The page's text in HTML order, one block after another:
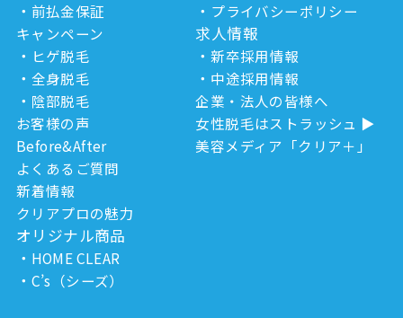
前払金保証
キャンペーン
ヒゲ脱毛
全身脱毛
陰部脱毛
お客様の声
Before&After
よくあるご質問
新着情報
クリアプロの魅力
オリジナル商品
HOME CLEAR
C’s（シーズ）
プライバシーポリシー
求人情報
新卒採用情報
中途採用情報
企業・法人の皆様へ
女性脱毛はストラッシュ
美容メディア「クリア＋」